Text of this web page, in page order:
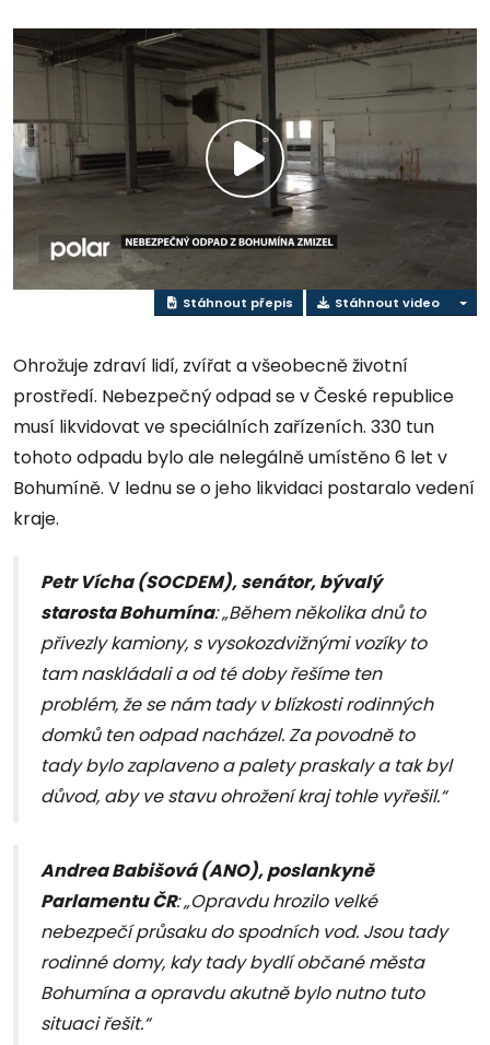
Přehrát
video
Stáhnout přepis Stáhnout video
Ohrožuje zdraví lidí, zvířat a všeobecně životní
prostředí. Nebezpečný odpad se v České republice
musí likvidovat ve speciálních zařízeních. 330 tun
tohoto odpadu bylo ale nelegálně umístěno 6 let v
Bohumíně. V lednu se o jeho likvidaci postaralo vedení
kraje.
Petr Vícha (SOCDEM), senátor, bývalý
starosta Bohumína: „Během několika dnů to
přivezly kamiony, s vysokozdvižnými vozíky to
tam naskládali a od té doby řešíme ten
problém, že se nám tady v blízkosti rodinných
domků ten odpad nacházel. Za povodně to
tady bylo zaplaveno a palety praskaly a tak byl
důvod, aby ve stavu ohrožení kraj tohle vyřešil.“
Andrea Babišová (ANO), poslankyně
Parlamentu ČR: „Opravdu hrozilo velké
nebezpečí průsaku do spodních vod. Jsou tady
rodinné domy, kdy tady bydlí občané města
Bohumína a opravdu akutně bylo nutno tuto
situaci řešit.“